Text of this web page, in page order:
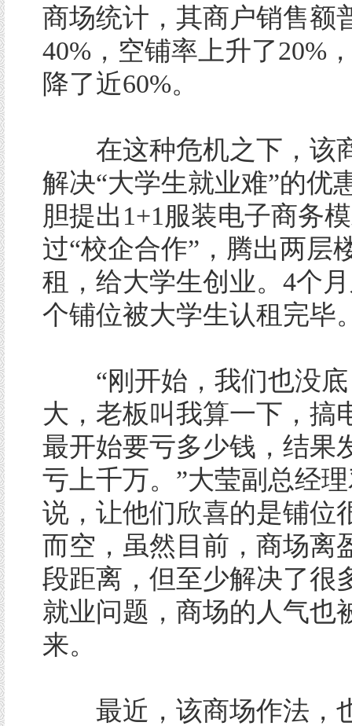
商场统计，其商户销售额
40%，空铺率上升了20%
降了近60%。
在这种危机之下，该
解决“大学生就业难”的优
胆提出1+1服装电子商务
过“校企合作”，腾出两层
租，给大学生创业。4个
个铺位被大学生认租完毕
“刚开始，我们也没底
大，老板叫我算一下，搞
最开始要亏多少钱，结果
亏上千万。”大莹副总经
说，让他们欣喜的是铺位
而空，虽然目前，商场离
段距离，但至少解决了很
就业问题，商场的人气也
来。
最近，该商场作法，